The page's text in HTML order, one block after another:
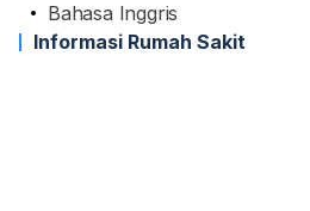
Bahasa Inggris
Informasi Rumah Sakit